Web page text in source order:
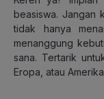
beasiswa. Jangan
tidak hanya
menanggung
sana. Tertarik
Eropa, atau